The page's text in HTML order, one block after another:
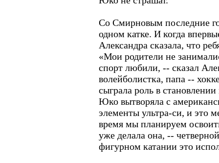
Со Смирновым последние
одном катке. И когда
Александра сказала, что
«Мои родители не
спорт любили, -- сказал
волейболистка, папа --
сыграла роль в
Юко вытворяла с
элементы ультра-си, и это
время мы планируем
уже делала она, --
фигурном катании это